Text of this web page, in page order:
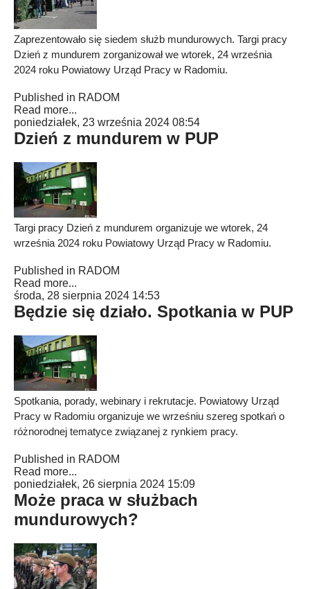
Zaprezentowało się siedem służb mundurowych. Targi pracy
Dzień z mundurem zorganizował we wtorek, 24 września
2024 roku Powiatowy Urząd Pracy w Radomiu.
Published in RADOM
Read more...
poniedziałek, 23 września 2024 08:54
Dzień z mundurem w PUP
Targi pracy Dzień z mundurem organizuje we wtorek, 24
września 2024 roku Powiatowy Urząd Pracy w Radomiu.
Published in RADOM
Read more...
środa, 28 sierpnia 2024 14:53
Będzie się działo. Spotkania w PUP
Spotkania, porady, webinary i rekrutacje. Powiatowy Urząd
Pracy w Radomiu organizuje we wrześniu szereg spotkań o
różnorodnej tematyce związanej z rynkiem pracy.
Published in RADOM
Read more...
poniedziałek, 26 sierpnia 2024 15:09
Może praca w służbach
mundurowych?